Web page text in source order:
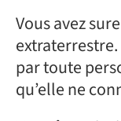
Vous avez
par toute
qu’elle ne